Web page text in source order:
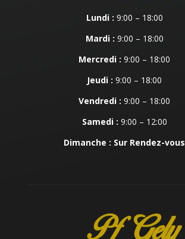
Lundi : 9:00 – 18:00
Mardi : 9:00 – 18:00
Mercredi : 9:00 – 18:00
Jeudi : 9:00 – 18:00
Vendredi : 9:00 – 18:00
Samedi : 9:00 – 12:00
Dimanche : Sur Rendez-vous
Pf Gely